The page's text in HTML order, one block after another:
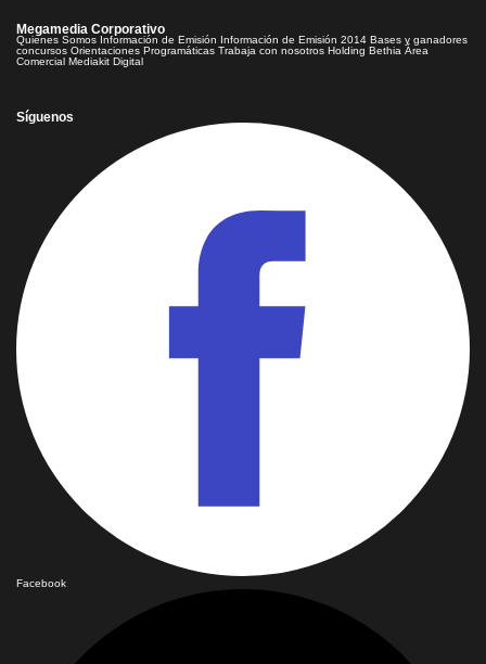
Megamedia Corporativo
Quienes Somos Información de Emisión Información de Emisión 2014 Bases y ganadores
concursos Orientaciones Programáticas Trabaja con nosotros Holding Bethia Área
Comercial Mediakit Digital
Síguenos
Facebook